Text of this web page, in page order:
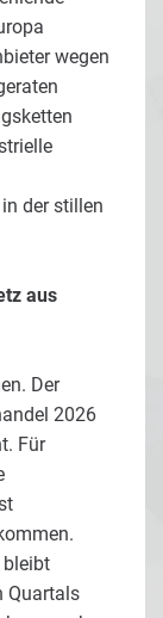
wegen
der stillen
aus
Der
2026
Für
bleibt
Quartals